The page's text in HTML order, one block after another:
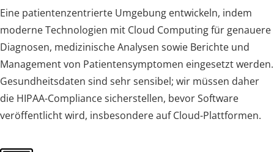
Eine patientenzentrierte Umgebung entwickeln, indem
moderne Technologien mit Cloud Computing für genauere
Diagnosen, medizinische Analysen sowie Berichte und
Management von Patientensymptomen eingesetzt werden.
Gesundheitsdaten sind sehr sensibel; wir müssen daher
die HIPAA-Compliance sicherstellen, bevor Software
veröffentlicht wird, insbesondere auf Cloud-Plattformen.